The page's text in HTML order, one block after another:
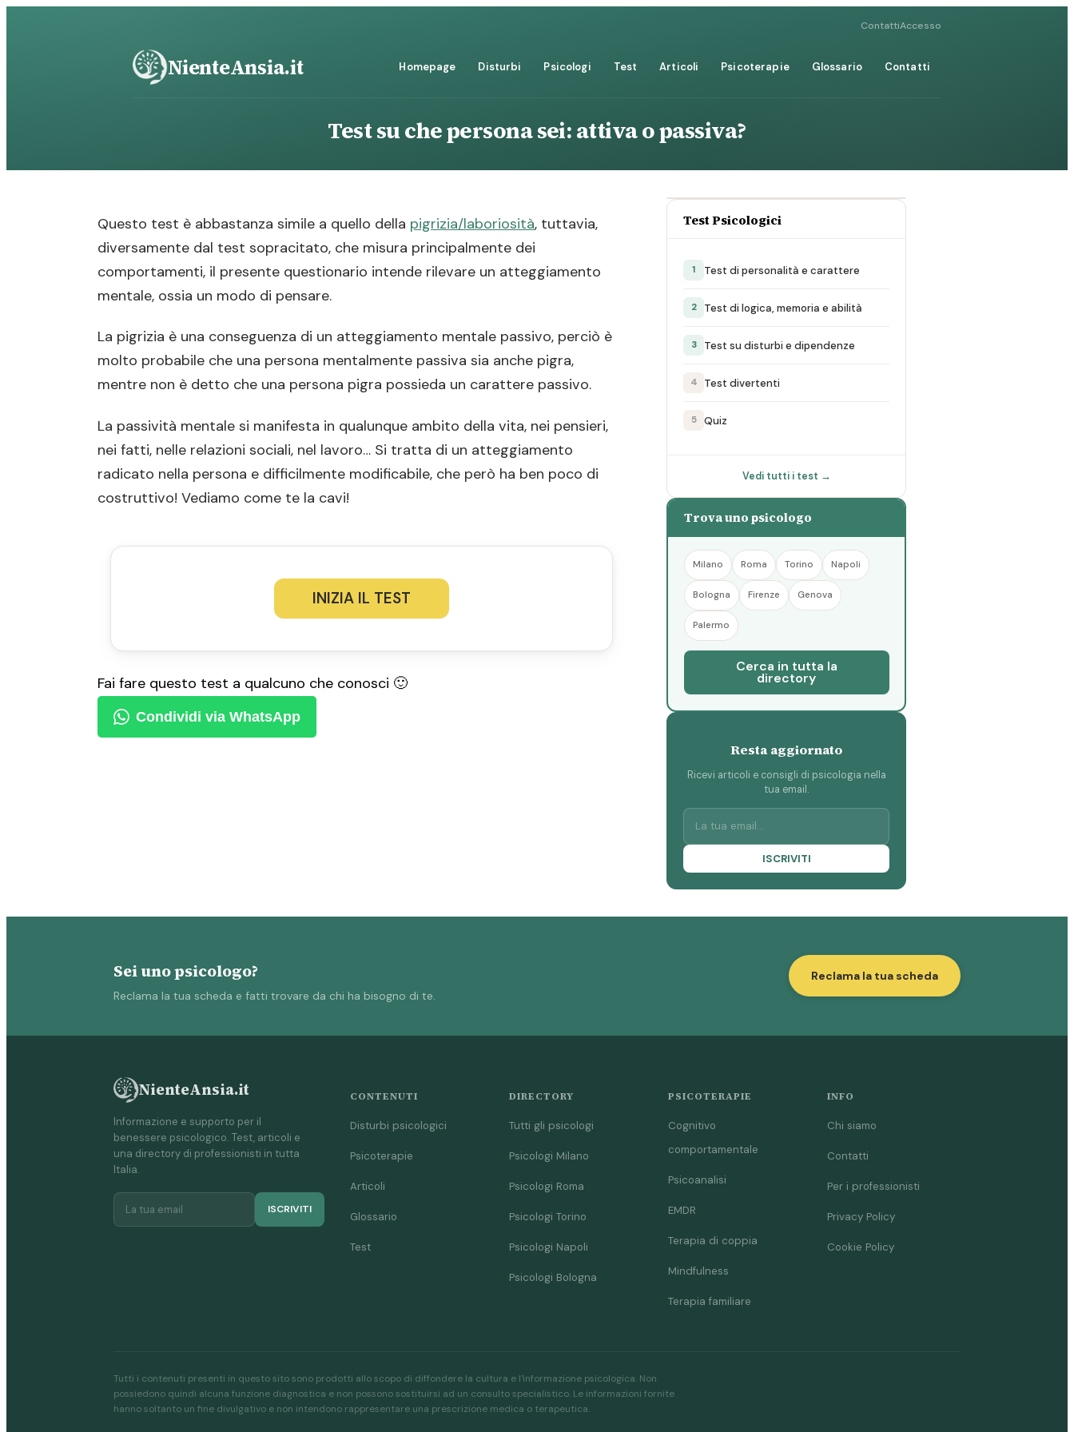
ContattiAccesso
NienteAnsia.it Homepage Disturbi Psicologi Test Articoli Psicoterapie Glossario Contatti
Test su che persona sei: attiva o passiva?
Questo test è abbastanza simile a quello della pigrizia/laboriosità, tuttavia,
diversamente dal test sopracitato, che misura principalmente dei
comportamenti, il presente questionario intende rilevare un atteggiamento
mentale, ossia un modo di pensare.
La pigrizia è una conseguenza di un atteggiamento mentale passivo, perciò è
molto probabile che una persona mentalmente passiva sia anche pigra,
mentre non è detto che una persona pigra possieda un carattere passivo.
La passività mentale si manifesta in qualunque ambito della vita, nei pensieri,
nei fatti, nelle relazioni sociali, nel lavoro… Si tratta di un atteggiamento
radicato nella persona e difficilmente modificabile, che però ha ben poco di
costruttivo! Vediamo come te la cavi!
INIZIA IL TEST
Fai fare questo test a qualcuno che conosci 🙂
Condividi via WhatsApp
Test Psicologici
1 Test di personalità e carattere
2 Test di logica, memoria e abilità
3 Test su disturbi e dipendenze
4 Test divertenti
5 Quiz
Vedi tutti i test →
Trova uno psicologo
Milano Roma Torino Napoli
Bologna Firenze Genova
Palermo
Cerca in tutta la
directory
Resta aggiornato
Ricevi articoli e consigli di psicologia nella
tua email.
ISCRIVITI
Sei uno psicologo?
Reclama la tua scheda e fatti trovare da chi ha bisogno di te.
Reclama la tua scheda
NienteAnsia.it
Informazione e supporto per il
benessere psicologico. Test, articoli e
una directory di professionisti in tutta
Italia.
ISCRIVITI
CONTENUTI
Disturbi psicologici
Psicoterapie
Articoli
Glossario
Test
DIRECTORY
Tutti gli psicologi
Psicologi Milano
Psicologi Roma
Psicologi Torino
Psicologi Napoli
Psicologi Bologna
PSICOTERAPIE
Cognitivo
comportamentale
Psicoanalisi
EMDR
Terapia di coppia
Mindfulness
Terapia familiare
INFO
Chi siamo
Contatti
Per i professionisti
Privacy Policy
Cookie Policy
Tutti i contenuti presenti in questo sito sono prodotti allo scopo di diffondere la cultura e l'informazione psicologica. Non
possiedono quindi alcuna funzione diagnostica e non possono sostituirsi ad un consulto specialistico. Le informazioni fornite
hanno soltanto un fine divulgativo e non intendono rappresentare una prescrizione medica o terapeutica.